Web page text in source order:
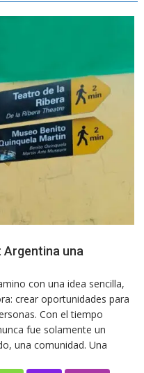
una
con una idea sencilla,
crear oportunidades para
Con el tiempo
fue solamente un
una comunidad. Una